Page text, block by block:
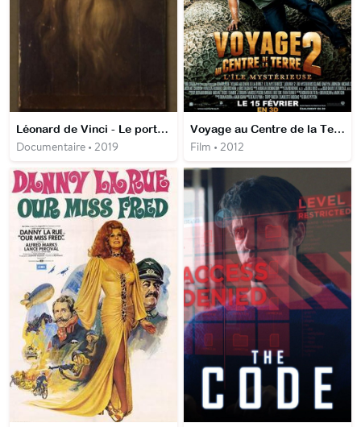
Léonard de Vinci - Le portrait retrouvé
Documentaire • 2019
Voyage au Centre de la Terre 2: l'île mystérieuse
Film • 2012